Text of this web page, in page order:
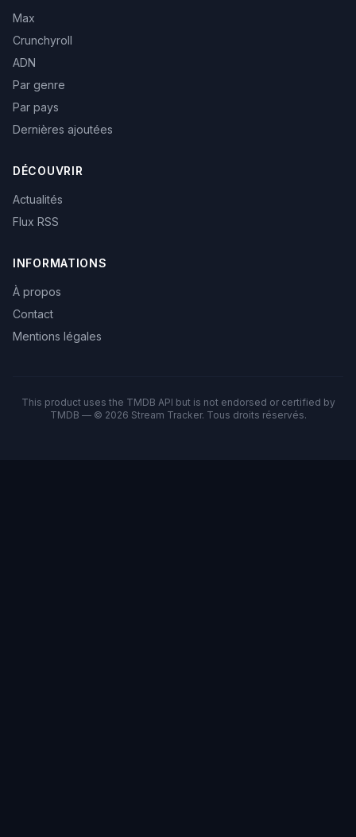
Max
Crunchyroll
ADN
Par genre
Par pays
Dernières ajoutées
DÉCOUVRIR
Actualités
Flux RSS
INFORMATIONS
À propos
Contact
Mentions légales
This product uses the TMDB API but is not endorsed or certified by
TMDB — © 2026 Stream Tracker. Tous droits réservés.